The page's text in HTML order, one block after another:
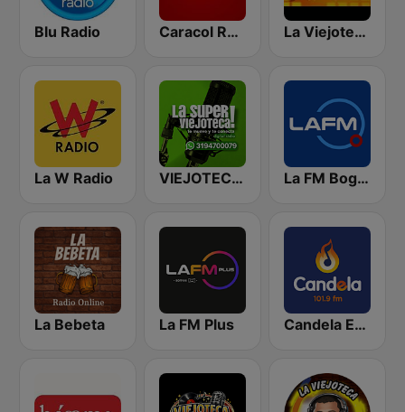
Blu Radio Caracol Radio La Viejoteca del Poli
La W Radio VIEJOTECA "para Beber y Gozar" La FM Bogotá
La Bebeta La FM Plus Candela Estereo 101.9 FM